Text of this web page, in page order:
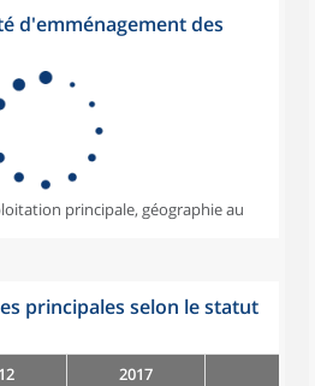
d'emménagement des
principale, géographie au
principales selon le statut
2017